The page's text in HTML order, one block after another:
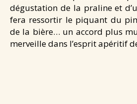
dégustation de la praline et
fera ressortir le piquant du
de la bière… un accord plus
merveille dans l’esprit apéritif